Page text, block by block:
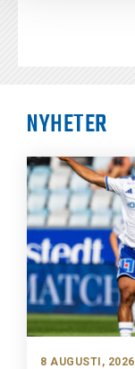
NYHETER
8 AUGUSTI, 2026